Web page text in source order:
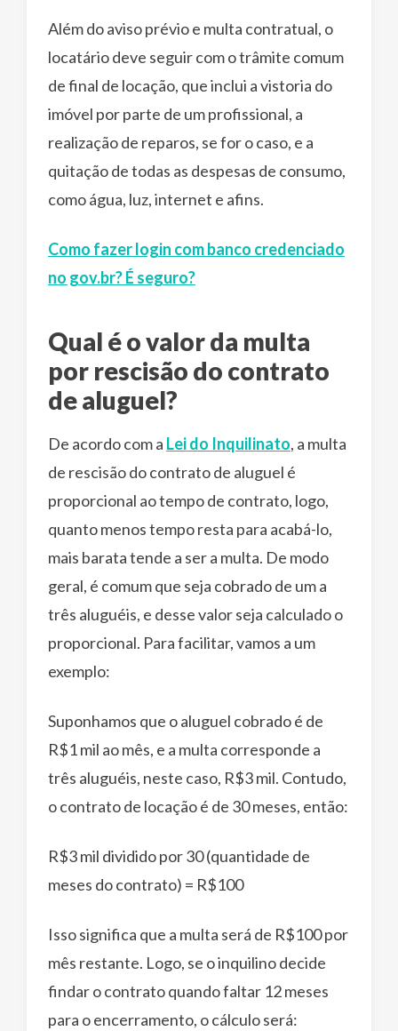
Além do aviso prévio e multa contratual, o
locatário deve seguir com o trâmite comum
de final de locação, que inclui a vistoria do
imóvel por parte de um profissional, a
realização de reparos, se for o caso, e a
quitação de todas as despesas de consumo,
como água, luz, internet e afins.
Como fazer login com banco credenciado
no gov.br? É seguro?
Qual é o valor da multa
por rescisão do contrato
de aluguel?
De acordo com a Lei do Inquilinato, a multa
de rescisão do contrato de aluguel é
proporcional ao tempo de contrato, logo,
quanto menos tempo resta para acabá-lo,
mais barata tende a ser a multa. De modo
geral, é comum que seja cobrado de um a
três aluguéis, e desse valor seja calculado o
proporcional. Para facilitar, vamos a um
exemplo:
Suponhamos que o aluguel cobrado é de
R$1 mil ao mês, e a multa corresponde a
três aluguéis, neste caso, R$3 mil. Contudo,
o contrato de locação é de 30 meses, então:
R$3 mil dividido por 30 (quantidade de
meses do contrato) = R$100
Isso significa que a multa será de R$100 por
mês restante. Logo, se o inquilino decide
findar o contrato quando faltar 12 meses
para o encerramento, o cálculo será: